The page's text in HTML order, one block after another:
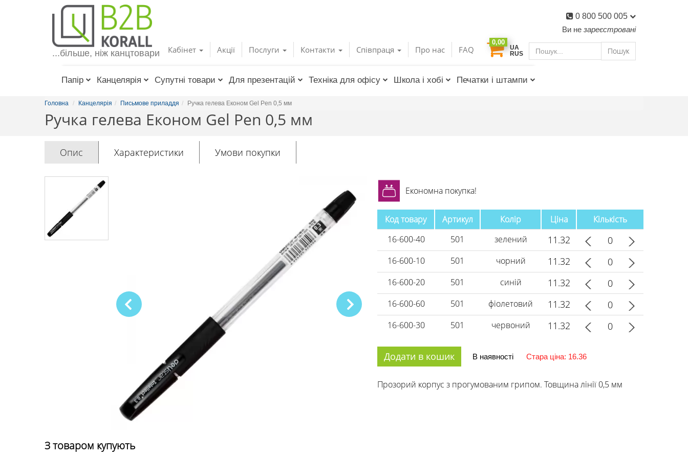
Toggle
navigation
Пошук
UA
RUS
0,00
Ви не зареєстровані
0 800 500 005
Кабінет Акції Послуги Контакти Співпраця Про нас FAQ
...більше, ніж канцтовари
Папір Канцелярія Супутні товари Для презентацій Техніка для офісу Школа і хобі Печатки і штампи
Головна Канцелярія Письмове приладдя Ручка гелева Економ Gel Pen 0,5 мм
Ручка гелева Економ Gel Pen 0,5 мм
Опис Характеристики Умови покупки
Економна покупка!
Код товару Артикул Колір Ціна
Кількість
16-600-40
501 зелений 11.32
16-600-10 501 чорний 11.32
16-600-20 501 синій 11.32
16-600-60 501 фіолетовий 11.32
16-600-30 501 червоний 11.32
Додати в кошик В наявності Стара ціна: 16.36
Прозорий корпус з прогумованим грипом. Товщина лінії 0,5 мм
З товаром купують